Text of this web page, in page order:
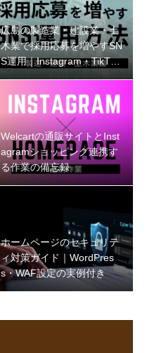
広島の製造業・建設業・土
木業で採用応募を増やすSN
S運用｜Instagram・TikTok
Welcartの通販サイトとInst
agramショッピング連携す
る作業の備忘録
ホームページのセキュリテ
ィ対策ガイド｜WordPres
s・WAF設定の実例付き